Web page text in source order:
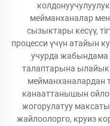
мейманханалар
сызыктары кесүү,
процесси үчүн атайын
учурда жабындама
талаптарына ылайык
мейманханалардан
канааттанышын
жогорулатуу
жайлоолорго, круиз